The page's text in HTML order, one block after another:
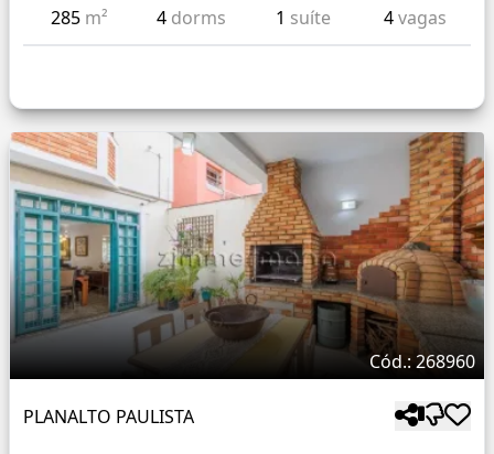
285 m² 4 dorms 1 suíte 4vagas
Cód.: 268960
PLANALTO PAULISTA